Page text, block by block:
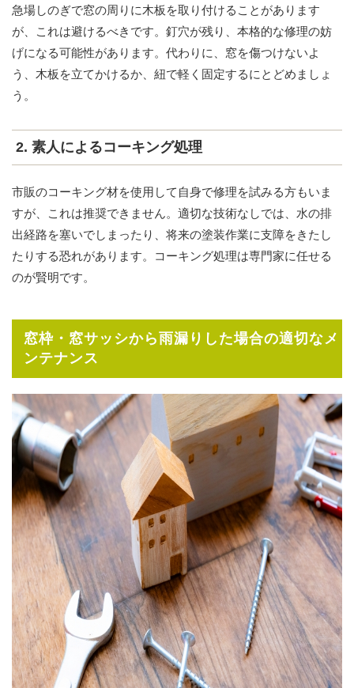
急場しのぎで窓の周りに木板を取り付けることがあります
が、これは避けるべきです。釘穴が残り、本格的な修理の妨
げになる可能性があります。代わりに、窓を傷つけないよ
う、木板を立てかけるか、紐で軽く固定するにとどめましょ
う。
2. 素人によるコーキング処理
市販のコーキング材を使用して自身で修理を試みる方もいま
すが、これは推奨できません。適切な技術なしでは、水の排
出経路を塞いでしまったり、将来の塗装作業に支障をきたし
たりする恐れがあります。コーキング処理は専門家に任せる
のが賢明です。
窓枠・窓サッシから雨漏りした場合の適切なメ
ンテナンス